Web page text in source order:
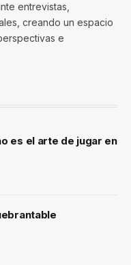
entrevistas,
creando un espacio
e
es el arte de jugar en